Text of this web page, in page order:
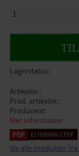
Lagerstatus
Artikelnr.
Prod. artikelnr
Producent
Mer information
EL7535690-2.PDF
Vis alle produkter fra